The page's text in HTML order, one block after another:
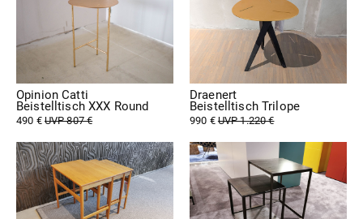
Opinion Catti
Beistelltisch XXX Round
490 €UVP 807 €
Draenert
Beistelltisch Trilope
990 €UVP 1.220 €